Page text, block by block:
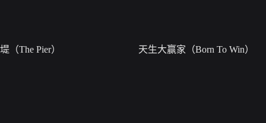
堤（The Pier） 天生大赢家（Born To Win）